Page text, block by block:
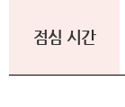
점심 시간